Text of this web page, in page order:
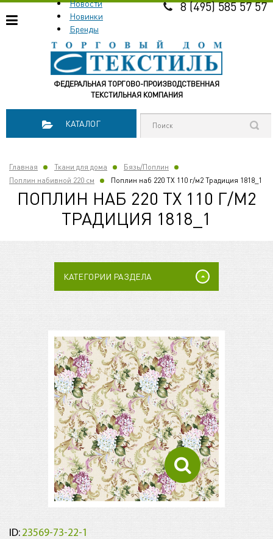
ФЕДЕРАЛЬНАЯ ТОРГОВО-ПРОИЗВОДСТВЕННАЯ
ТЕКСТИЛЬНАЯ КОМПАНИЯ
Новости
Новинки
Бренды
8 (495) 585 57 57
КАТАЛОГ
Главная Ткани для дома
Бязь/Поплин
Поплин набивной 220 см
Поплин наб 220 TХ 110 г/м2 Традиция 1818_1
ПОПЛИН НАБ 220 TХ 110 Г/М2
ТРАДИЦИЯ 1818_1
КАТЕГОРИИ РАЗДЕЛА
ID: 23569-73-22-1